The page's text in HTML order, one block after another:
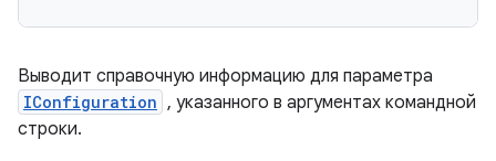
Выводит справочную информацию для параметра
IConfiguration , указанного в аргументах командной
строки.